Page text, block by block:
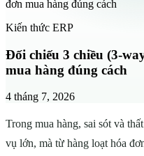
đơn mua hàng đúng cách
Kiến thức ERP
Đối chiếu 3 chiều (3-
mua hàng đúng cách
4 tháng 7, 2026
Trong mua hàng, sai sót và
vụ lớn, mà từ hàng loạt hóa